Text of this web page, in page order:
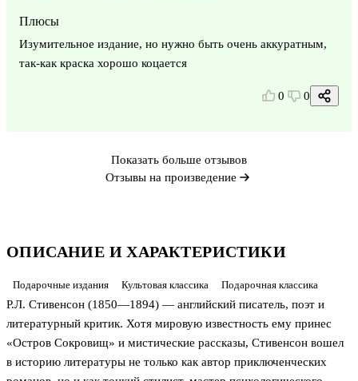
ОПИСАНИЕ И ХАРАКТЕРИСТИКИ
Подарочные издания Культовая классика Подарочная классика
Р.Л. Стивенсон (1850—1894) — английский писатель, поэт и
литературный критик. Хотя мировую известность ему принес
«Остров Сокровищ» и мистические рассказы, Стивенсон вошел
в историю литературы не только как автор приключенческих
Плюсы
Изумительное издание, но нужно быть очень аккуратным,
так-как краска хорошо коцается
0 0
Показать больше отзывов
Отзывы на произведение